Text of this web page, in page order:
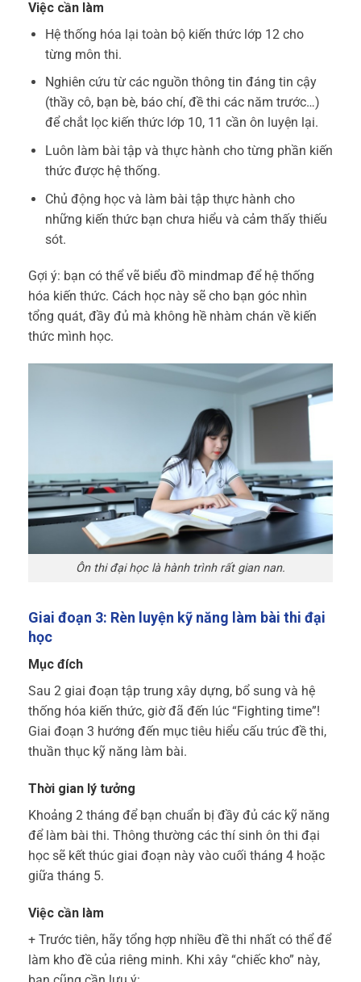
Việc cần làm
Hệ thống hóa lại toàn bộ kiến thức lớp 12 cho
từng môn thi.
Nghiên cứu từ các nguồn thông tin đáng tin cậy
(thầy cô, bạn bè, báo chí, đề thi các năm trước…)
để chắt lọc kiến thức lớp 10, 11 cần ôn luyện lại.
Luôn làm bài tập và thực hành cho từng phần kiến
thức được hệ thống.
Chủ động học và làm bài tập thực hành cho
những kiến thức bạn chưa hiểu và cảm thấy thiếu
sót.
Gợi ý: bạn có thể vẽ biểu đồ mindmap để hệ thống
hóa kiến thức. Cách học này sẽ cho bạn góc nhìn
tổng quát, đầy đủ mà không hề nhàm chán về kiến
thức mình học.
Ôn thi đại học là hành trình rất gian nan.
Giai đoạn 3: Rèn luyện kỹ năng làm bài thi đại
học
Mục đích
Sau 2 giai đoạn tập trung xây dựng, bổ sung và hệ
thống hóa kiến thức, giờ đã đến lúc “Fighting time”!
Giai đoạn 3 hướng đến mục tiêu hiểu cấu trúc đề thi,
thuần thục kỹ năng làm bài.
Thời gian lý tưởng
Khoảng 2 tháng để bạn chuẩn bị đầy đủ các kỹ năng
để làm bài thi. Thông thường các thí sinh ôn thi đại
học sẽ kết thúc giai đoạn này vào cuối tháng 4 hoặc
giữa tháng 5.
Việc cần làm
+ Trước tiên, hãy tổng hợp nhiều đề thi nhất có thể để
làm kho đề của riêng minh. Khi xây “chiếc kho” này,